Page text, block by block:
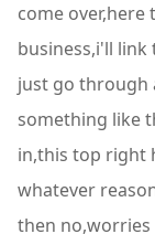
come
business,i'll link
just go through
something like
in,this top right
whatever
then no,worries